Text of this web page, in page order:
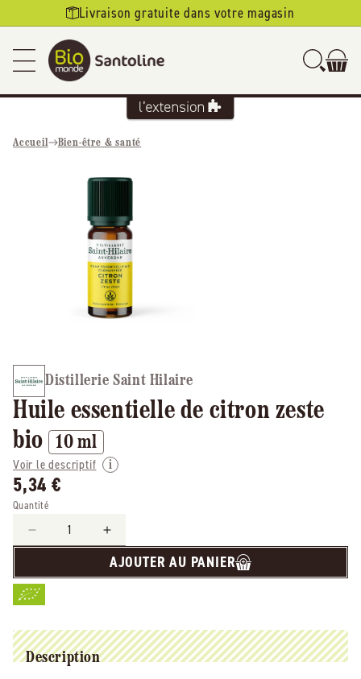
Ignorer et
passer au Livraison gratuite dans votre magasin
Accueil Bien-être & santé
Distillerie Saint Hilaire
Huile essentielle de citron zeste
bio
10 ml
Voir le descriptif
5,34 €
Quantité
Réduire
de
Distillerie
hilaire
-
Augmenter
la
quantité
hilaire
-
AJOUTER AU PANIER
Description